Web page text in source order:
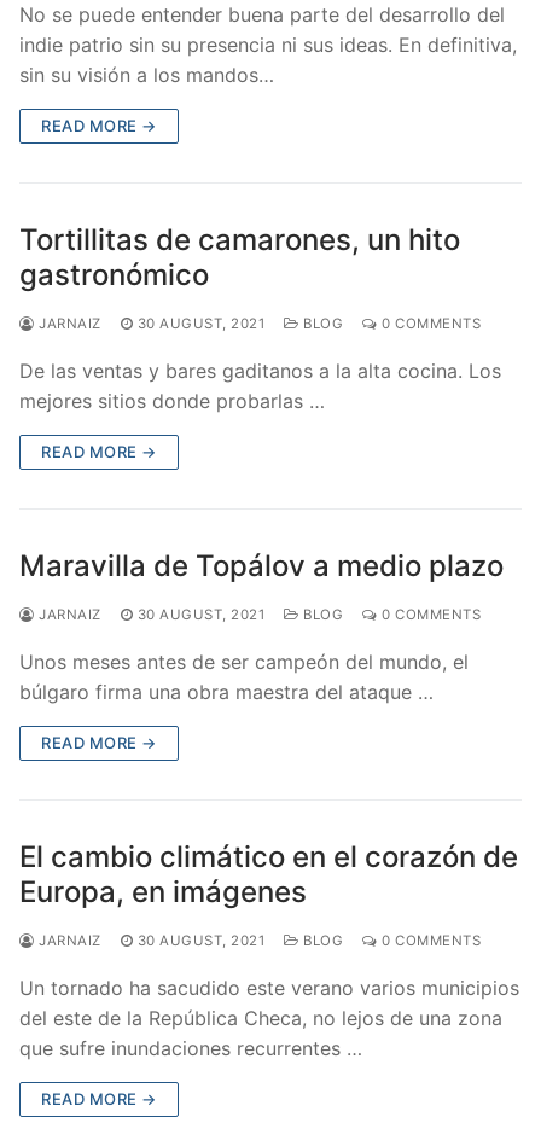
No se puede entender buena parte del desarrollo del
indie patrio sin su presencia ni sus ideas. En definitiva,
sin su visión a los mandos…
READ MORE →
Tortillitas de camarones, un hito
gastronómico
JARNAIZ 30 AUGUST, 2021 BLOG 0 COMMENTS
De las ventas y bares gaditanos a la alta cocina. Los
mejores sitios donde probarlas …
READ MORE →
Maravilla de Topálov a medio plazo
JARNAIZ 30 AUGUST, 2021 BLOG 0 COMMENTS
Unos meses antes de ser campeón del mundo, el
búlgaro firma una obra maestra del ataque …
READ MORE →
El cambio climático en el corazón de
Europa, en imágenes
JARNAIZ 30 AUGUST, 2021 BLOG 0 COMMENTS
Un tornado ha sacudido este verano varios municipios
del este de la República Checa, no lejos de una zona
que sufre inundaciones recurrentes …
READ MORE →